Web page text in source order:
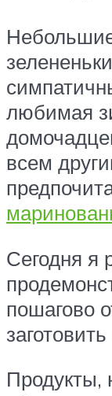
любимая
всем
Сегодня я
пошагово
Продукты,